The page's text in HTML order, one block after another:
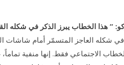
” هذا الخطاب يبرز الذكر في شكله
شكله العاجز المتسمّر أمام شاشات
الاجتماعي فقط. إنها منفية تماماً،